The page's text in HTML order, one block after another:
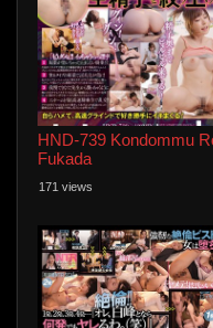
HND-739 Kondommu
Fukada
171 views